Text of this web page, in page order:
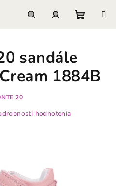
sandále
1884B
20
hodnotenia